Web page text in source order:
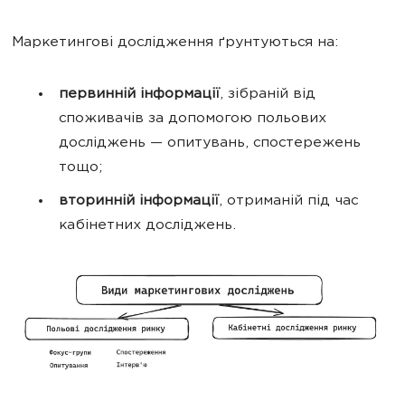
Маркетингові дослідження ґрунтуються на:
первинній інформації, зібраній від
споживачів за допомогою польових
досліджень — опитувань, спостережень
тощо;
вторинній інформації, отриманій під час
кабінетних досліджень.